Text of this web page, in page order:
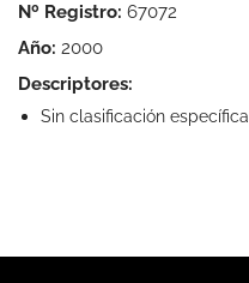
Nº Registro: 67072
Año: 2000
Descriptores:
Sin clasificación específica